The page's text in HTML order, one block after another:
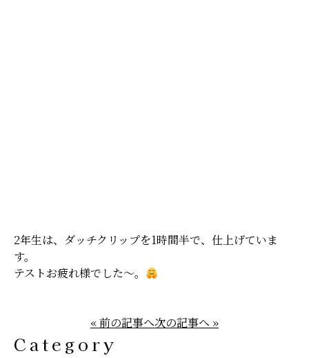
2年生は、ダッチクリップを1時間半で、仕上げていま
す。
テストお疲れ様でした〜。
« 前の記事へ次の記事へ »
Category